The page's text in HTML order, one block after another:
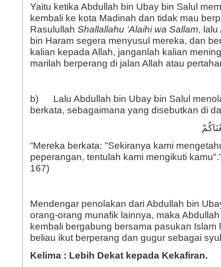
Yaitu ketika Abdullah bin Ubay bin Salul
kembali ke kota Madinah dan tidak mau
Rasulullah Shallallahu ‘Alaihi wa Sallam, lalu
bin Haram segera menyusul mereka, dan
kalian kepada Allah, janganlah kalian
marilah berperang di jalan Allah atau
b) Lalu Abdullah bin Ubay bin Salul
berkata, sebagaimana yang disebutkan di
“Mereka berkata: "Sekiranya kami
peperangan, tentulah kami mengikuti
167)
Mendengar penolakan dari Abdullah bin
orang-orang munafik lainnya, maka Abdullah
kembali bergabung bersama pasukan Islam
beliau ikut berperang dan gugur sebagai
Kelima : Lebih Dekat kepada Kekafiran.